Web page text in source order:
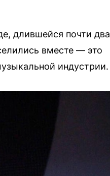
длившейся почти два
вместе — это
индустрии.